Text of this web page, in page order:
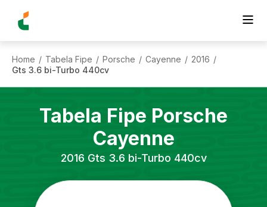
Home / Tabela Fipe / Porsche / Cayenne / 2016 /
Gts 3.6 bi-Turbo 440cv
Tabela Fipe Porsche
Cayenne
2016 Gts 3.6 bi-Turbo 440cv